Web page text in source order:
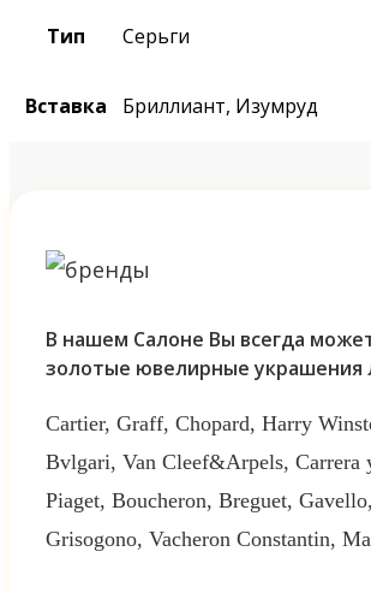
Тип Серьги
Вставка Бриллиант, Изумруд
В нашем Салоне Вы всегда
золотые ювелирные украшения
Cartier, Graff, Chopard, Harry
Bvlgari, Van Cleef&Arpels,
Piaget, Boucheron, Breguet,
Grisogono, Vacheron Constantin,